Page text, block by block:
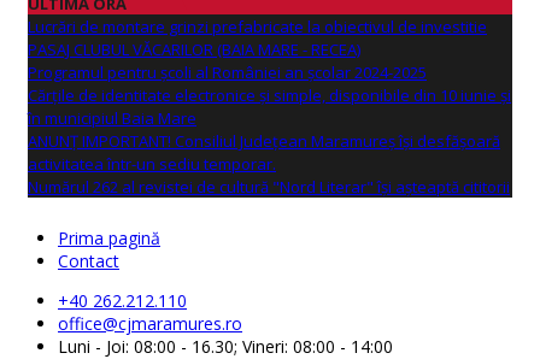
Lucrări de montare grinzi prefabricate la obiectivul de investitie
PASAJ CLUBUL VĂCARILOR (BAIA MARE - RECEA)
Programul pentru școli al României an școlar 2024-2025
Cărțile de identitate electronice și simple, disponibile din 10 iunie și
în municipiul Baia Mare
ANUNŢ IMPORTANT! Consiliul Județean Maramureș își desfășoară
activitatea într-un sediu temporar.
Numărul 262 al revistei de cultură "Nord Literar" își așteaptă cititorii
Prima pagină
Contact
+40 262.212.110
office@cjmaramures.ro
Luni - Joi: 08:00 - 16.30; Vineri: 08:00 - 14:00